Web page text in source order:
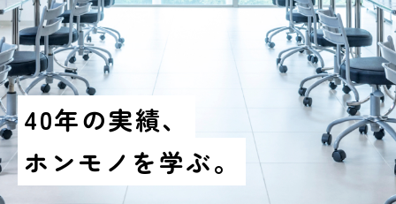
績、
を学ぶ。
40年の
ホン